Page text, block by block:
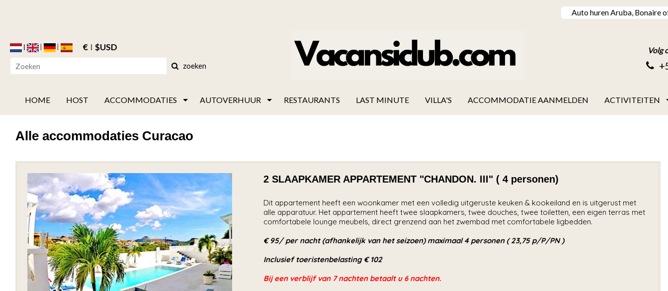
Auto huren Aruba, Bonaire
€ $USD
zoeken
Volg
HOME HOST ACCOMMODATIES AUTOVERHUUR RESTAURANTS LAST MINUTE VILLA'S ACCOMMODATIE AANMELDEN ACTIVITEITEN
Alle accommodaties Curacao
2 SLAAPKAMER APPARTEMENT "CHANDON. III" ( 4 personen)
Dit appartement heeft een woonkamer met een volledig uitgeruste keuken & kookeiland en is uitgerust met
alle apparatuur. Het appartement heeft twee slaapkamers, twee douches, twee toiletten, een eigen terras met
comfortabele lounge meubels, direct grenzend aan het zwembad met comfortabele ligbedden.
€ 95/ per nacht (afhankelijk van het seizoen) maximaal 4 personen ( 23,75 p/P/PN )
Inclusief toeristenbelasting € 102
Bij een verblijf van 7 nachten betaalt u 6 nachten.